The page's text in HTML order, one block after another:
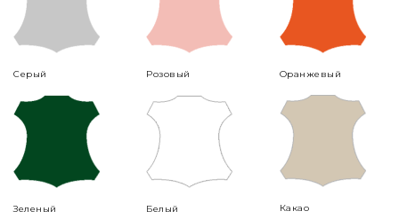
Серый Розовый Оранжевый
Зеленый Белый Какао